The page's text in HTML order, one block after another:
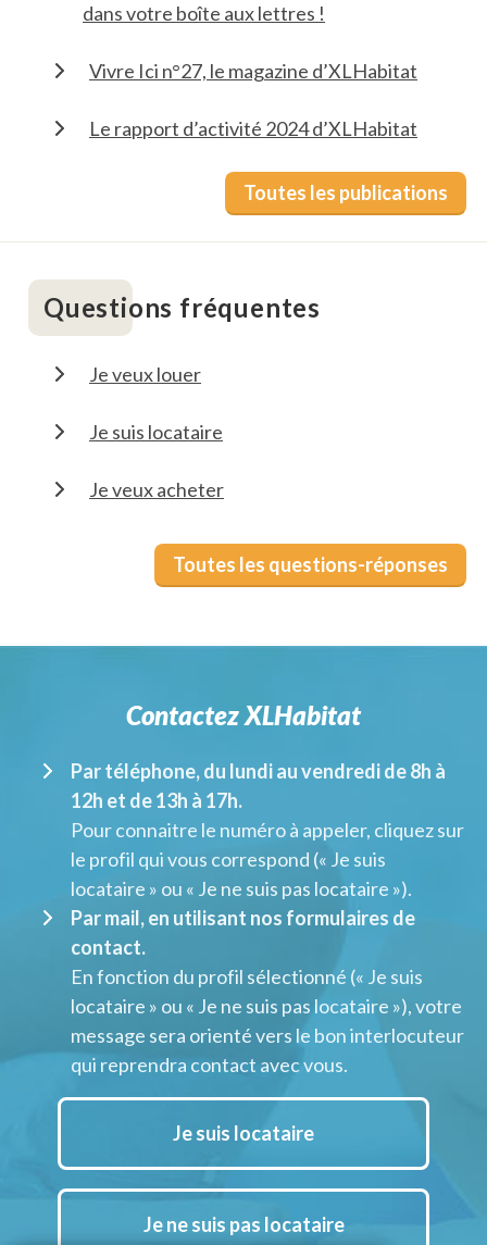
dans votre boîte aux lettres !
Vivre Ici n°27, le magazine d’XLHabitat
Le rapport d’activité 2024 d’XLHabitat
Toutes les publications
Questions fréquentes
Je veux louer
Je suis locataire
Je veux acheter
Toutes les questions-réponses
Contactez XLHabitat
Par téléphone, du lundi au vendredi de 8h à
12h et de 13h à 17h.
Pour connaitre le numéro à appeler, cliquez sur
le profil qui vous correspond (« Je suis
locataire » ou « Je ne suis pas locataire »).
Par mail, en utilisant nos formulaires de
contact.
En fonction du profil sélectionné (« Je suis
locataire » ou « Je ne suis pas locataire »), votre
message sera orienté vers le bon interlocuteur
qui reprendra contact avec vous.
Je suis locataire
Je ne suis pas locataire